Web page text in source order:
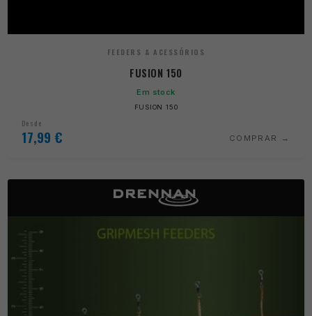
FEEDERS & ACESSÓRIOS
FUSION 150
Em stock
FUSION 150
Desde
17,99 € COMPRAR